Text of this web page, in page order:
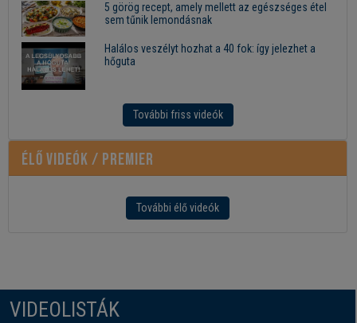
5 görög recept, amely mellett az egészséges étel
sem tűnik lemondásnak
Halálos veszélyt hozhat a 40 fok: így jelezhet a
hőguta
További friss videók
Élő videók / Premier
További élő videók
VIDEOLISTÁK